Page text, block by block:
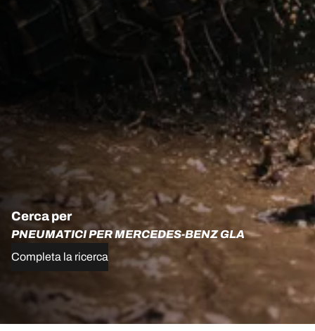
Cerca per
PNEUMATICI PER MERCEDES-BENZ GLA
Completa la ricerca